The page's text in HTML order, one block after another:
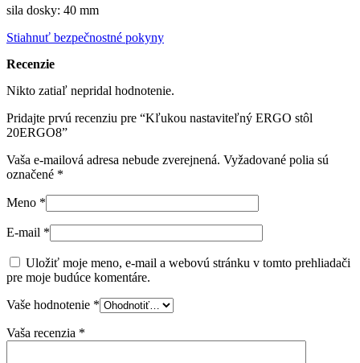
sila dosky: 40 mm
Stiahnuť bezpečnostné pokyny
Recenzie
Nikto zatiaľ nepridal hodnotenie.
Pridajte prvú recenziu pre “Kľukou nastaviteľný ERGO stôl
20ERGO8”
Vaša e-mailová adresa nebude zverejnená. Vyžadované polia sú
označené *
Meno *
E-mail *
Uložiť moje meno, e-mail a webovú stránku v tomto prehliadači
pre moje budúce komentáre.
Vaše hodnotenie *
Vaša recenzia *